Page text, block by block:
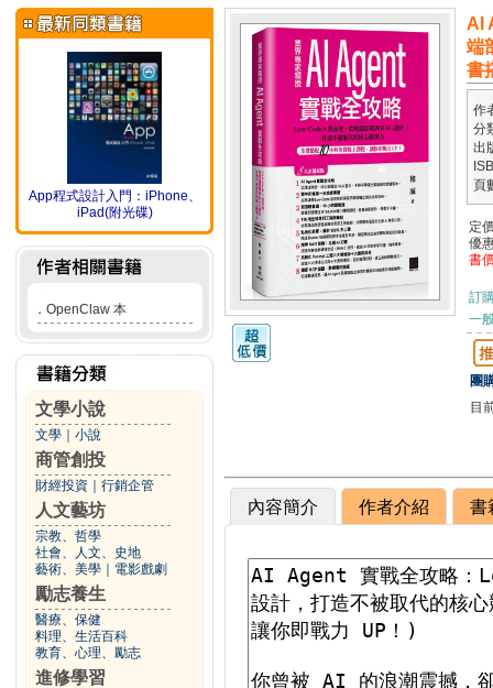
App程式設計入門：iPhone、
iPad(附光碟)
． OpenClaw 本
文學小說
文學 小說
商管創投
財經投資 行銷企管
人文藝坊
宗教、哲學
社會、人文、史地
藝術、美學
電影戲劇
勵志養生
醫療、保健
料理、生活百科
教育、心理、勵志
進修學習
AI
端
書
作
分
出
頁
定
優
書
訂
一
團
目
內容簡介 作者介紹 書